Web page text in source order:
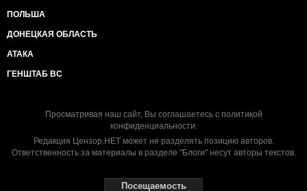
ПОЛЬША
ДОНЕЦКАЯ ОБЛАСТЬ
АТАКА
ГЕНШТАБ ВС
Просматривая наш сайт, Вы соглашаетесь с политикой
конфиденциальности.
Редакция Цензор.НЕТ может не разделять позицию авторов.
Ответственность за материалы в разделе "Блоги" несут авторы текстов.
Посещаемость